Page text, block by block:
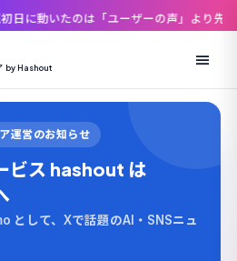
ザーの声」より先に「企業の物量」だっ
by Hashout
運営のお知らせ
ビス hashout は
して、Xで話題のAI・SNSニュ